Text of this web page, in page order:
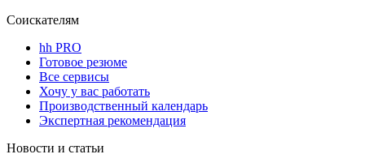
Соискателям
hh PRO
Готовое резюме
Все сервисы
Хочу у вас работать
Производственный календарь
Экспертная рекомендация
Новости и статьи